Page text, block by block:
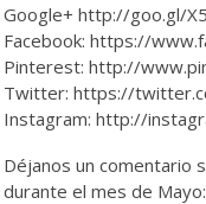
Google+ http://goo.gl/
Facebook: https://
Pinterest: http://
Twitter: https://
Instagram: http://
Déjanos un comentario
durante el mes de Mayo: